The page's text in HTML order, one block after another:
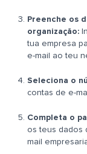
Preenche os
organização:
tua empresa
e-mail ao teu
Seleciona o
contas de e-
Completa o
os teus dados
mail